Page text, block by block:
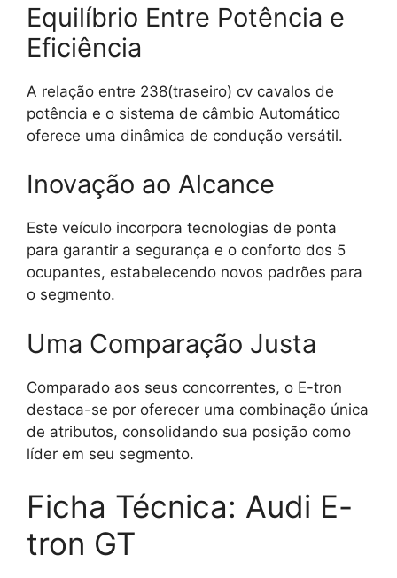
Equilíbrio Entre Potência e
Eficiência
A relação entre 238(traseiro) cv cavalos de
potência e o sistema de câmbio Automático
oferece uma dinâmica de condução versátil.
Inovação ao Alcance
Este veículo incorpora tecnologias de ponta
para garantir a segurança e o conforto dos 5
ocupantes, estabelecendo novos padrões para
o segmento.
Uma Comparação Justa
Comparado aos seus concorrentes, o E-tron
destaca-se por oferecer uma combinação única
de atributos, consolidando sua posição como
líder em seu segmento.
Ficha Técnica: Audi E-
tron GT